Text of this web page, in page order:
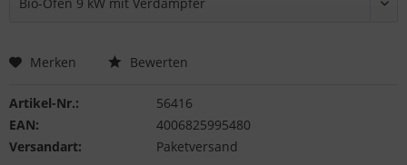
Merken Bewerten
Artikel-Nr.:
56416
EAN:
4006825995480
Versandart:
Paketversand